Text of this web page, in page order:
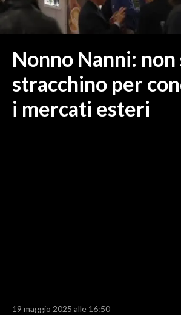
NUORO E PROVINCIA
OGLIASTRA
ITALIA
MONDO
RISULTATI E CLASSIFICHE
Nonno Nanni: non
stracchino per
i mercati esteri
19 maggio 2025 alle 16:50